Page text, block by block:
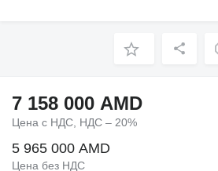
7 158 000 AMD
Цена с НДС, НДС – 20%
5 965 000 AMD
Цена без НДС